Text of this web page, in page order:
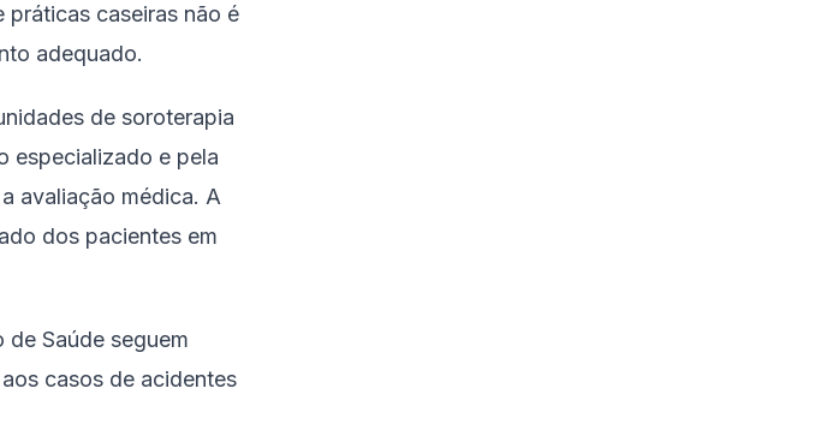
práticas caseiras não é
adequado.
de soroterapia
especializado e pela
avaliação médica. A
dos pacientes em
Saúde seguem
casos de acidentes